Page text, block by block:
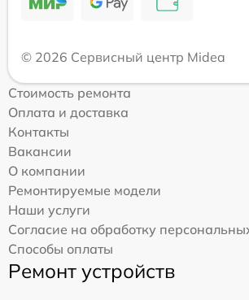
© 2026 Сервисный центр Midea
Стоимость ремонта
Оплата и доставка
Контакты
Вакансии
О компании
Ремонтируемые модели
Наши услуги
Согласие на обработку
Способы оплаты
Ремонт устройств